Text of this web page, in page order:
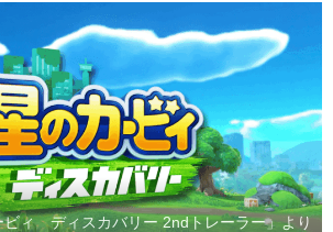
ビィ ディスカバリー 2ndトレーラー」より